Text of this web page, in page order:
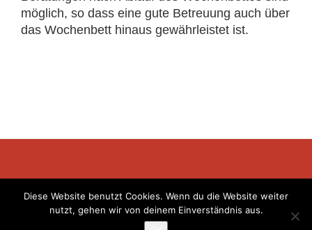
möglich, so dass eine gute Betreuung auch über
das Wochenbett hinaus gewährleistet ist.
© 2022 Alle Rechte bei Hebammen von Anfang an GbR
Diese Website benutzt Cookies. Wenn du die Website weiter
nutzt, gehen wir von deinem Einverständnis aus.